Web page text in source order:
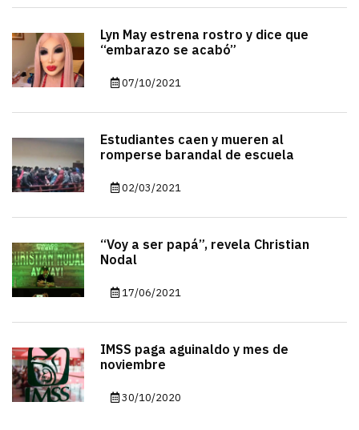
Lyn May estrena rostro y dice que
“embarazo se acabó”
07/10/2021
Estudiantes caen y mueren al
romperse barandal de escuela
02/03/2021
“Voy a ser papá”, revela Christian
Nodal
17/06/2021
IMSS paga aguinaldo y mes de
noviembre
30/10/2020